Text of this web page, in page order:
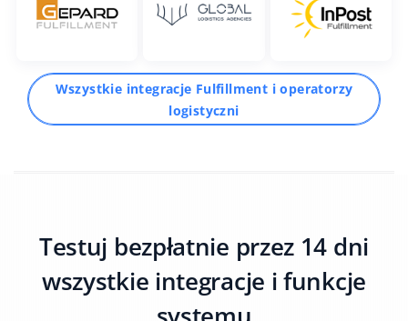
Wszystkie integracje Fulfillment i operatorzy
logistyczni
Testuj bezpłatnie przez 14 dni
wszystkie integracje i funkcje